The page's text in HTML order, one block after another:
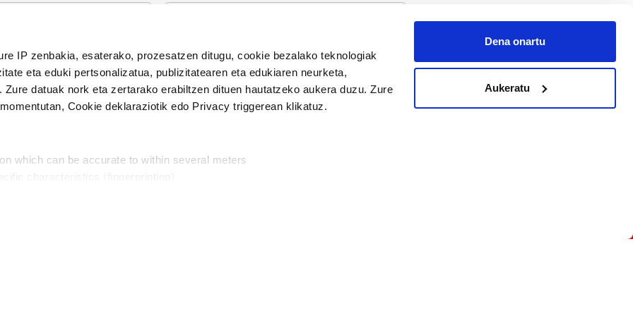
IP zenbakia, esaterako, prozesatzen ditugu, cookie bezalako teknologiak
eta eduki pertsonalizatua, publizitatearen eta edukiaren neurketa,
datuak nork eta zertarako erabiltzen dituen hautatzeko aukera duzu. Zure
Cookie deklaraziotik edo Privacy triggerean klikatuz.
which can be accurate to within several meters
Dena onartu
Aukeratu
Harpidetu
modu librean kontatzea da gure eginkizuna. Horretarako zure ekarpena